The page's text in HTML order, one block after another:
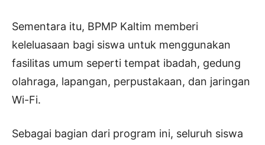
Sementara itu, BPMP Kaltim memberi
keleluasaan bagi siswa untuk menggunakan
fasilitas umum seperti tempat ibadah, gedung
olahraga, lapangan, perpustakaan, dan jaringan
Wi-Fi.
Sebagai bagian dari program ini, seluruh siswa